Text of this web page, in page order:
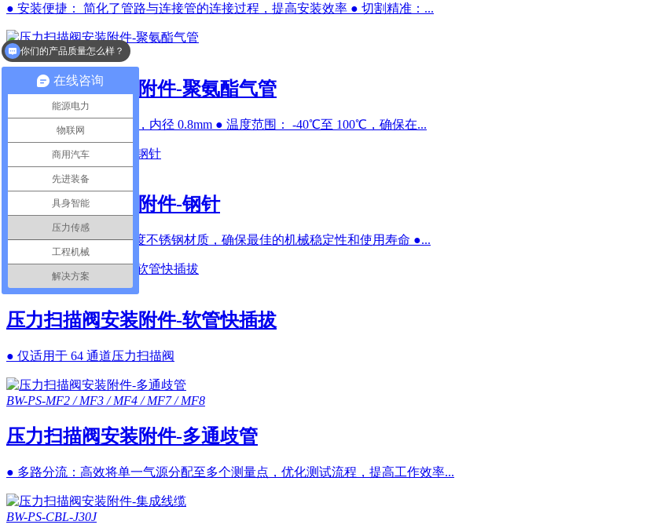
● 安装便捷： 简化了管路与连接管的连接过程，提高安装效率 ● 切割精准：...
BW-PS-TUBE-PU
压力扫描阀安装附件-聚氨酯气管
● 管材规格： 外径 2mm，内径 0.8mm ● 温度范围： -40℃至 100℃，确保在...
BW-PS-PIN
压力扫描阀安装附件-钢针
● 坚固耐用： 选用高强度不锈钢材质，确保最佳的机械稳定性和使用寿命 ●...
BW-PS-QC-PU-64
压力扫描阀安装附件-软管快插拔
● 仅适用于 64 通道压力扫描阀
BW-PS-MF2 / MF3 / MF4 / MF7 / MF8
压力扫描阀安装附件-多通歧管
● 多路分流：高效将单一气源分配至多个测量点，优化测试流程，提高工作效率...
BW-PS-CBL-J30J
在线咨询
能源电力
物联网
商用汽车
先进装备
具身智能
压力传感
工程机械
解决方案
你们的产品质量怎么样？